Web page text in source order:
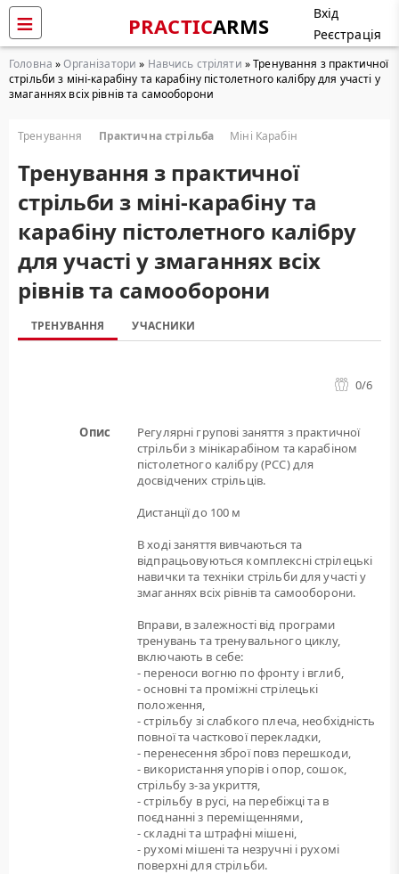
PRACTICARMS
Вхід
Реєстрація
Головна »Організатори » Навчись стріляти » Тренування з практичної
стрільби з міні-карабіну та карабіну пістолетного калібру для участі у
змаганнях всіх рівнів та самооборони
Тренування Практична стрільба Міні Карабін
Тренування з практичної
стрільби з міні-карабіну та
карабіну пістолетного калібру
для участі у змаганнях всіх
рівнів та самооборони
ТРЕНУВАННЯ УЧАСНИКИ
0/6
Опис
Регулярні групові заняття з практичної
стрільби з мінікарабіном та карабіном
пістолетного калібру (РСС) для
досвідчених стрільців.
Дистанції до 100 м
В ході заняття вивчаються та
відпрацьовуються комплексні стрілецькі
навички та техніки стрільби для участі у
змаганнях всіх рівнів та самооборони.
Вправи, в залежності від програми
тренувань та тренувального циклу,
включають в себе:
- переноси вогню по фронту і вглиб,
- основні та проміжні стрілецькі
положення,
- стрільбу зі слабкого плеча, необхідність
повної та часткової перекладки,
- перенесення зброї повз перешкоди,
- використання упорів і опор, сошок,
стрільбу з-за укриття,
- стрільбу в русі, на перебіжці та в
поєднанні з переміщеннями,
- складні та штрафні мішені,
- рухомі мішені та незручні і рухомі
поверхні для стрільби.